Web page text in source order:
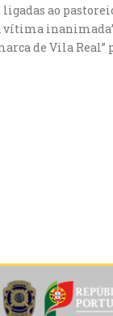
ao
vítima
de Vila Real”